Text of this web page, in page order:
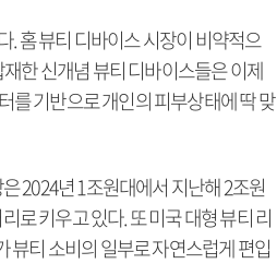
. 홈 뷰티 디바이스 시장이 비약적으
한 신개념 뷰티 디바이스들은 이제
를 기반으로 개인의 피부상태에 딱 맞
2024년 1조원대에서 지난해 2조원
로 키우고 있다. 또 미국 대형 뷰티 리
뷰티 소비의 일부로 자연스럽게 편입